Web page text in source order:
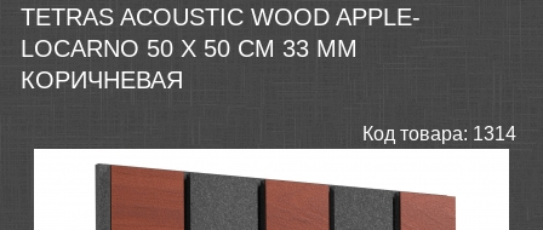
TETRAS ACOUSTIC WOOD APPLE-
LOCARNO 50 Х 50 СМ 33 ММ
КОРИЧНЕВАЯ
Код товара: 1314